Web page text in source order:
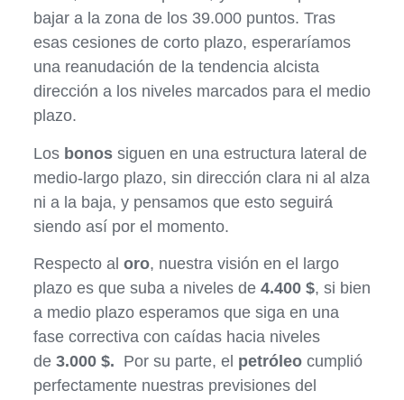
bajar a la zona de los 39.000 puntos. Tras
esas cesiones de corto plazo, esperaríamos
una reanudación de la tendencia alcista
dirección a los niveles marcados para el medio
plazo.
Los bonossiguen en una estructura lateral de
medio-largo plazo, sin dirección clara ni al alza
ni a la baja, y pensamos que esto seguirá
siendo así por el momento.
Respecto al oro, nuestra visión en el largo
plazo es que suba a niveles de 4.400 $, si bien
a medio plazo esperamos que siga en una
fase correctiva con caídas hacia niveles
de 3.000 $. Por su parte, el petróleocumplió
perfectamente nuestras previsiones del